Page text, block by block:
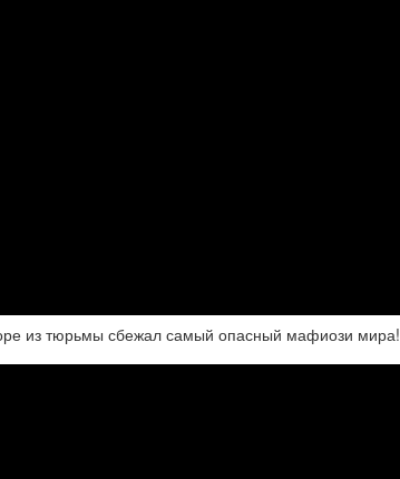
из тюрьмы сбежал самый опасный мафиози мира!